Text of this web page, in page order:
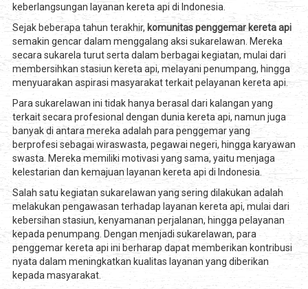
keberlangsungan layanan kereta api di Indonesia.
Sejak beberapa tahun terakhir, komunitas penggemar kereta api
semakin gencar dalam menggalang aksi sukarelawan. Mereka
secara sukarela turut serta dalam berbagai kegiatan, mulai dari
membersihkan stasiun kereta api, melayani penumpang, hingga
menyuarakan aspirasi masyarakat terkait pelayanan kereta api.
Para sukarelawan ini tidak hanya berasal dari kalangan yang
terkait secara profesional dengan dunia kereta api, namun juga
banyak di antara mereka adalah para penggemar yang
berprofesi sebagai wiraswasta, pegawai negeri, hingga karyawan
swasta. Mereka memiliki motivasi yang sama, yaitu menjaga
kelestarian dan kemajuan layanan kereta api di Indonesia.
Salah satu kegiatan sukarelawan yang sering dilakukan adalah
melakukan pengawasan terhadap layanan kereta api, mulai dari
kebersihan stasiun, kenyamanan perjalanan, hingga pelayanan
kepada penumpang. Dengan menjadi sukarelawan, para
penggemar kereta api ini berharap dapat memberikan kontribusi
nyata dalam meningkatkan kualitas layanan yang diberikan
kepada masyarakat.